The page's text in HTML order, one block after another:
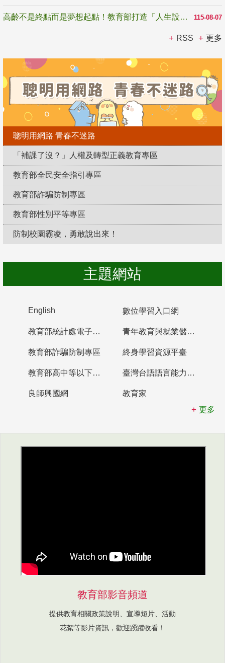
115-08-07
高齡不是終點而是夢想起點！教育部打造「人生設計夢工場」 參展第3屆高齡健康產業博覽會
RSS 更多
聰明用網路 青春不迷路
「補課了沒？」人權及轉型正義教育專區
教育部全民安全指引專區
教育部詐騙防制專區
教育部性別平等專區
防制校園霸凌，勇敢說出來！
主題網站
English 數位學習入口網
教育部統計處電子書櫃 青年教育與就業儲蓄帳戶
教育部詐騙防制專區 終身學習資源平臺
教育部高中等以下學校及幼兒園教師資格檢定考試 臺灣台語語言能力認證網站
良師興國網
教育家
更多
教育部影音頻道
提供教育相關政策說明、宣導短片、活動
花絮等影片資訊，歡迎踴躍收看！